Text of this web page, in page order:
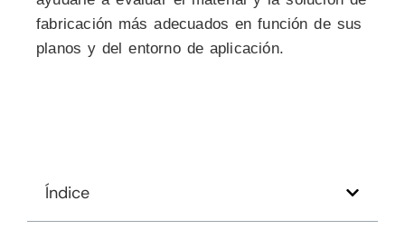
fabricación más adecuados en función de sus
planos y del entorno de aplicación.
Índice